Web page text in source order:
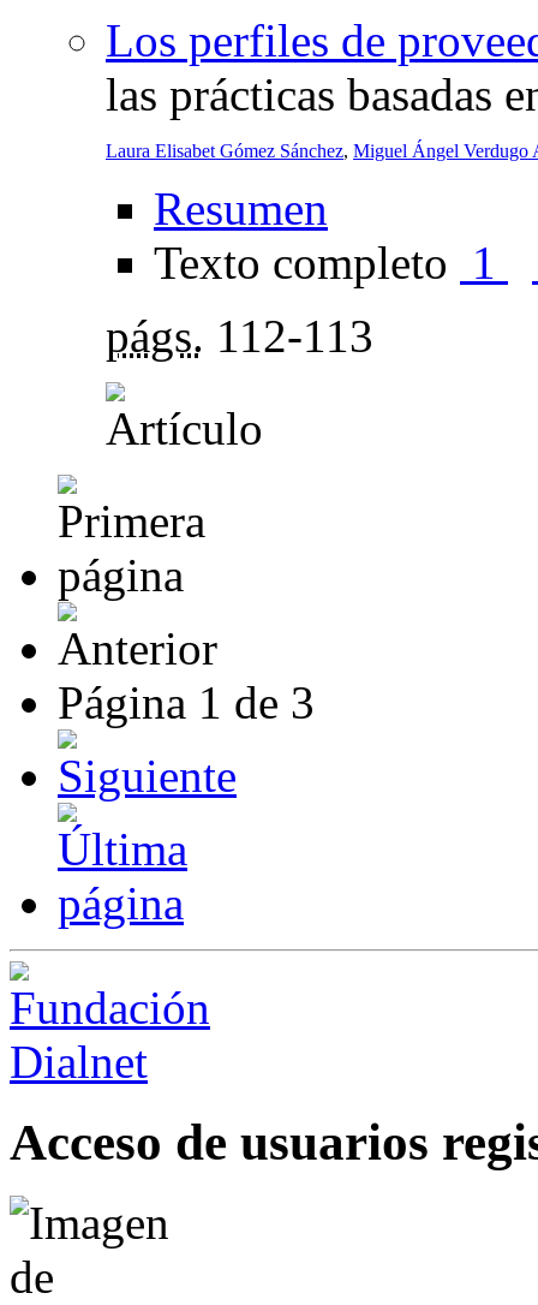
Los perfiles de
las prácticas basadas
Laura Elisabet Gómez Sánchez, Miguel Ángel Verdugo
Resumen
Texto completo 1
págs. 112-113
Página 1 de 3
Acceso de usuarios